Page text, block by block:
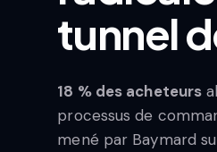
tunnel
18 % des acheteurs
processus de
mené par Baymard